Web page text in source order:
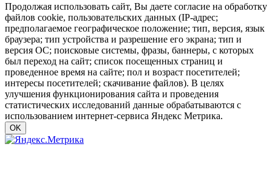
Продолжая использовать сайт, Вы даете согласие на обработку
файлов cookie, пользовательских данных (IP-адрес;
предполагаемое географическое положение; тип, версия, язык
браузера; тип устройства и разрешение его экрана; тип и
версия ОС; поисковые системы, фразы, баннеры, с которых
был переход на сайт; список посещенных страниц и
проведенное время на сайте; пол и возраст посетителей;
интересы посетителей; скачивание файлов). В целях
улучшения функционирования сайта и проведения
статистических исследований данные обрабатываются с
использованием интернет-сервиса Яндекс Метрика.
OK